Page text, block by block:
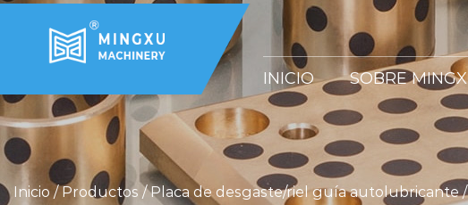
INICIO SOBRE
Inicio /Productos /Placa de desgaste/riel guía autolubricante